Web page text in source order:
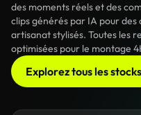
des moments réels et des
clips générés par IA pour
artisanat stylisés. Toutes les
optimisées pour le montage
Explorez tous les stocks